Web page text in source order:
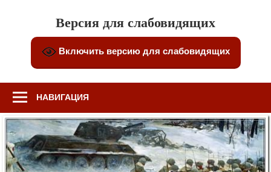
Версия для слабовидящих
Включить версию для слабовидящих
НАВИГАЦИЯ